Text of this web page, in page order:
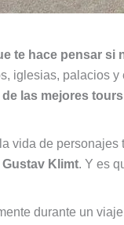
te hace pensar
iglesias, palacios
las mejores
vida de personajes
Klimt. Y es
durante un